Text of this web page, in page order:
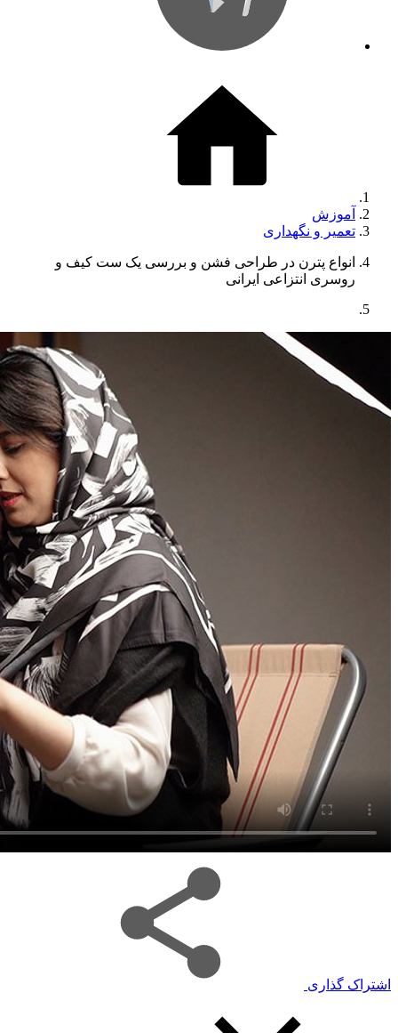
آموزش
تعمیر و نگهداری
انواع پترن در طراحی فشن و بررسی یک ست کیف و
روسری انتزاعی ایرانی
اشتراک گذاری